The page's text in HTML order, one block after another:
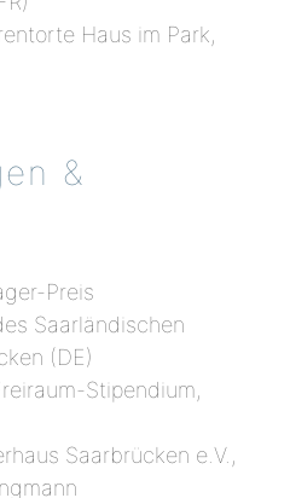
Haus im Park,
&
Preis
Saarländischen
(DE)
Stipendium,